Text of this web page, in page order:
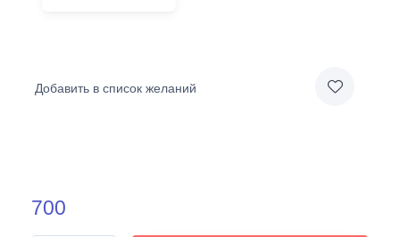
Добавить в список желаний
700